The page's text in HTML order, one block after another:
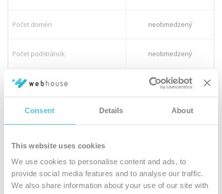
Consent Details About
This website uses cookies
We use cookies to personalise content and ads, to
provide social media features and to analyse our traffic.
We also share information about your use of our site with
Počet domén neobmedzený
Počet podstránok neobmedzený
Počet šablón viac ako 100
Rýchle NVMe disky
Bezplatná skúšobná prevádzka
Aktivačný poplatok zadarmo